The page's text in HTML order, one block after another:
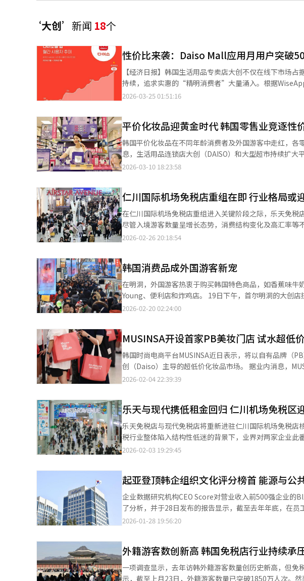
‘大创’ 新闻 18个
性价比来袭：Daiso Mall应用月用户突破
【经济日报】韩国生活用品专卖店大创不仅在线下市场
持续，追求实惠的“精明消费者”大量涌入。根据
Daiso Mall应用用户数达到516万，创下历史新高，在国
作配送”，实现了数字化转型。不仅用户数增加，实际销
大创的信用卡和借记卡支付金额约为4697亿韩元，较去
金额的增长不仅是店铺数量增加的结果，在线渠道的购
在“美容”和“时尚”类别上的投入，使其在年轻人中被
模式已成为常态。考虑到此次调查未包括银行转账、现金
去年同期的1万9450韩元增长约5%。考虑到大创主要销
元意味着每次购物的商品数量大幅增加。人均支付次数上
月至少两次使用大创，显示大创已成为生活必需的平台
2026-03-25 01:51:16
平价化妆品迎黄金时代 韩国零售业竞逐性
韩国平价化妆品在不同年龄消费者及外国游客中走红，各零售企业积
息，生活用品连锁店大创（DAISO）和大型超市持续扩
已增至160多种、1700多款，较2022年分别增长23倍和
作品牌也达到10个。 乐天玛特去年6月在卖场内设置高性价比美妆专区，产品种类从28款增加至目前的44款。去年
11月至今年1月，易买得的平价化妆品销售额较前三个月
运营初期扩大3倍以上。 分析称，平价化妆品市场迅速扩大，主要源于消费者对平价产品的认知发生变化。随着消费
者逐渐从单纯追求高端品牌转向寻找更符合个人肤质和喜好
诗、韩国科玛等代工企业通过ODM（原始设计制造）和
多的群体为40-49岁，占比27%，其次为30-39岁（25%）等 此外，购买高性价比韩国化妆品的外国游客也在持
长。大创门店海外信用卡消费额同比增长明显，2022年
今年前两个月海外信用卡消费额同比增长约70%。 易买得销售的“Glow up by Beyond”部分产品从去年下半年起
出口至蒙古和老挝。乐天玛特也表示将与外国游客偏好的品牌合作，推出
小品牌产品的增加，消费者对平价化妆品的信任度持续提
2026-03-10 18:23:58
仁川国际机场免税店重组在即 行业格局或
在仁川国际机场免税店重组进入关键阶段之际，乐天免税
尽管入境游客数量呈增长态势，消费结构变化及高汇率
在较大不确定性。 据业界26日消息，韩国关税厅当天召开特许审查委员会，最终选定仁川国际机场第一、第二航站
机场；现代免税店则将在已运营的DF5（奢侈品及精品）和
面临不确定因素，支撑行业回暖的积极条件仍然存在。随
Beauty等韩国文化内容在全球关注度持续提升，国际旅
视为推动入境需求恢复的重要变量。 不过，行业复苏基础仍不稳固。当前最大的隐忧在于，出入境旅客数量的增长尚
未完全转化为免税销售的同步扩大，呈现出一定程度的客流增长与销售脱节现象。
（Olive Young）、大创（Daiso）、MUSINSA为代表的
物渠道中的吸引力相对减弱。 更值得关注的是，占访韩游客总量近半的中国和日本游客，人均购物支出持续下降。以
2024年为基准，中国游客购物支出同比减少31%，日本
物价与高汇率长期化等宏观因素，免税行业的经营压力仍在持续。 一位业界人士表示：“免税行业在
回升迹象。与外界看到外籍游客集中涌入百货店、从而对
2026-02-26 20:18:54
韩国消费品成外国游客新宠
在明洞，外国游客热衷于购买韩国特色商品，如香蕉味
Young、便利店和炸鸡店。 19日下午，首尔明洞的大创
里找到了只能在韩国买到的化妆品。她计划接下来去
糕最近成为明洞店食品饮料类的销售冠军。其他受欢迎的
近的CU明洞店在入口处显眼地摆放了香蕉味牛奶，吸引
鸡面，并现场烹饪。 Olive Young明洞店的外国游客占比
语、中文和东南亚语言，热门商品前排起了长队。 购物
Kkanbu炸鸡明洞店，享用炸鸡和啤酒。店主表示，外国
增长21.3%。 明洞商圈的化妆品和食品消费趋势明显，
能（AI）系统翻译与编辑。
2026-02-20 02:24:00
MUSINSA开设首家PB美妆门店 试水超低
韩国时尚电商平台MUSINSA近日表示，将以自有品牌
创（Daiso）主导的超低价化妆品市场。 据业内消息，MUSINSA STANDARD将于本月12日在首尔阳川区现代百货木
洞店开设首家独立门店“MUSINSA STANDARD现代百货
线优化，让顾客能够直接体验产品的质地与香味。公司计
店布局。 业界普遍认为，此举意味着MUSINSA正式向由大创主导的超低价化妆品市场发起挑战。大创长期以1000至
5000韩元（约合人民币5至24元）价位的化妆品为主力，
额在2023年同比增长85%，2024年增幅扩大至144%，
易买得等大型流通企业相继加入，高性价比美妆市场竞争日趋激烈。 从发展路径来看，MUSINSA
步转向超低价、高性价比方向。同年9月推出8款基础护肤
护肤新品，持续完善产品线。 MUSINSA方面表示，今年将进一步扩大超低价护肤产品阵容，并通过与DASHU、LG生
活健康等品牌合作，强化Musinsa Standard Beauty的
价比”专业品牌，同时对其他PB品牌ODDTYPE和
道，在海外则推进线下市场拓展。
2026-02-04 22:39:39
乐天与现代携低租金回归 仁川机场免税区
乐天免税店与现代免税店将重新进驻仁川国际机场免税
税行业整体陷入结构性低迷的背景下，业界对两家企业此番回
日消息，仁川国际机场公社已完成第一航站楼（T1）与
（酒类与烟草）。乐天免税店在2022年竞标失利后，时
际机场公社完成合同手续后，相关门店最快有望于3月开
年。 此次竞标的一大变化在于租金水平显著下调。DF1和DF2的每名旅客租金分别定为5345韩元（约合人民币26
元）和5394韩元，较此前由新罗免税店和新世界免税店承担的水平，
究员赵尚勋（音）指出，随着竞争压力减轻及客单租金下
境仍面临挑战。业界普遍认为，韩国免税店行业自新冠疫
升，但免税店销售额并未同步增长。韩国旅游发展局数据
史高点，但同期国内免税店销售额仅为12.53万亿韩元，
2026-02-03 19:29:45
起亚登顶韩企组织文化评分榜首 能源与公
企业数据研究机构CEO Score对营业收入前500强企业
了分析，并于28日发布的报告显示，截至去年年底，在
获得3.85分，获得3.85分位居首位。 具体来看，起亚在“晋升机会、工作与生活平衡、福利与薪酬、企业文化、管理
代摩比斯（3.55分）、三星SDS、三星电机、三星电子（
入前十名。相比之下，三星重工业（2.55分）、大创（
分相对较低。 在员工规模不足1万人的民营企业中，KyungDong城市燃气以4.45分位居榜首，Naver旗下的Naver
2026-01-28 19:56:20
外籍游客数创新高 韩国免税店行业持续承
一项调查显示，去年访韩外籍游客数量创历史新高，但免税店行业仍深陷经营困
示，截至上月23日，外籍游客数量已突破1850万人次。